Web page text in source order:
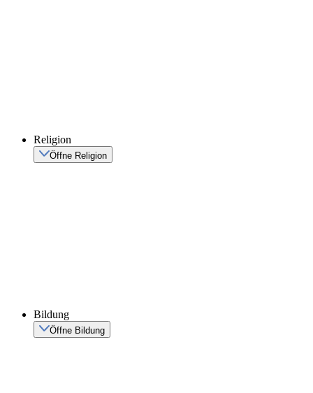
Religion
Öffne Religion
Bildung
Öffne Bildung